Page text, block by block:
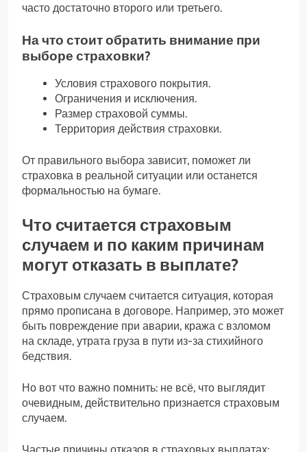
часто достаточно второго или третьего.
На что стоит обратить внимание при
выборе страховки?
Условия страхового покрытия.
Ограничения и исключения.
Размер страховой суммы.
Территория действия страховки.
От правильного выбора зависит, поможет ли
страховка в реальной ситуации или останется
формальностью на бумаге.
Что считается страховым
случаем и по каким причинам
могут отказать в выплате?
Страховым случаем считается ситуация, которая
прямо прописана в договоре. Например, это может
быть повреждение при аварии, кража с взломом
на складе, утрата груза в пути из-за стихийного
бедствия.
Но вот что важно помнить: не всё, что выглядит
очевидным, действительно признается страховым
случаем.